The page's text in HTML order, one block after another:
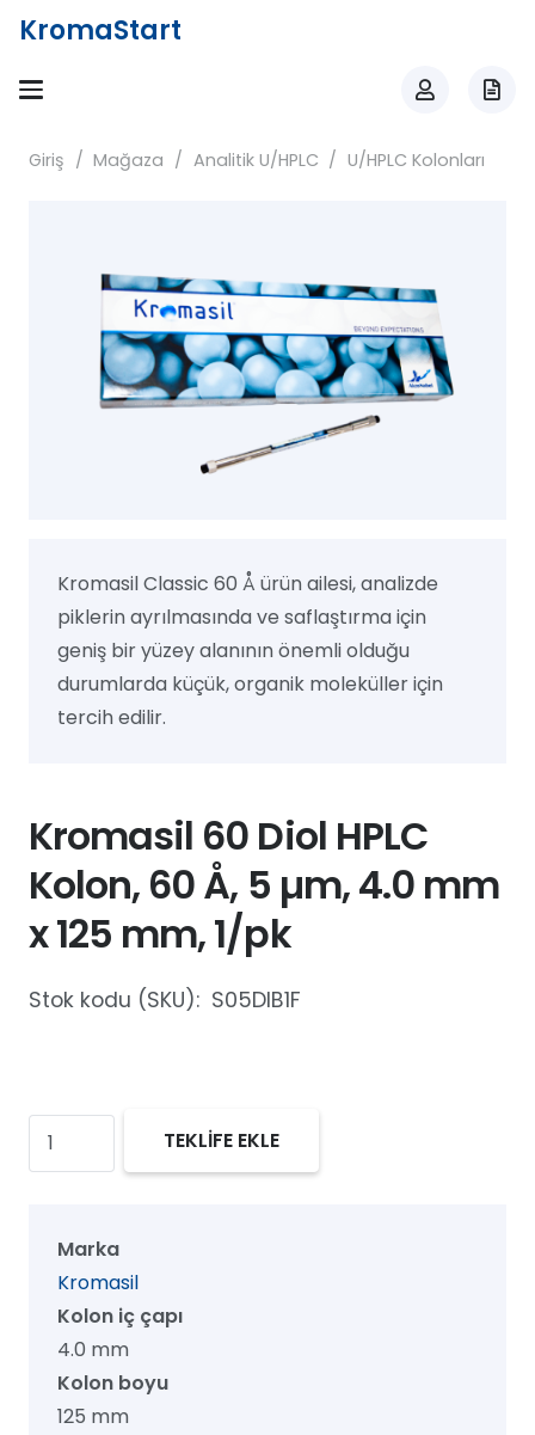
KromaStart
Giriş / Mağaza / Analitik U/HPLC / U/HPLC Kolonları
Kromasil Classic 60 Å ürün ailesi, analizde
piklerin ayrılmasında ve saflaştırma için
geniş bir yüzey alanının önemli olduğu
durumlarda küçük, organik moleküller için
tercih edilir.
Kromasil 60 Diol HPLC
Kolon, 60 Å, 5 µm, 4.0 mm
x 125 mm, 1/pk
Stok kodu (SKU): S05DIB1F
Kromasil
60
Kolon,
µm,
TEKLİFE EKLE
Marka
Kromasil
Kolon iç çapı
4.0 mm
Kolon boyu
125 mm